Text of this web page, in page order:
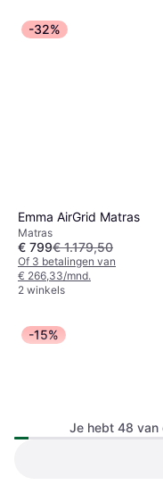
-32%
Emma AirGrid Matras
Matras
€ 799€ 1.179,50
Of 3 betalingen van
€ 266,33/mnd.
2 winkels
-15%
Je hebt 48 van